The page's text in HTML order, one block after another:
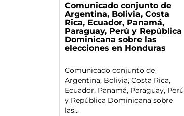
Comunicado conjunto de
Argentina, Bolivia, Costa
Rica, Ecuador, Panamá,
Paraguay, Perú y República
Dominicana sobre las
elecciones en Honduras
Comunicado conjunto de
Argentina, Bolivia, Costa Rica,
Ecuador, Panamá, Paraguay, Perú
y República Dominicana sobre
las...